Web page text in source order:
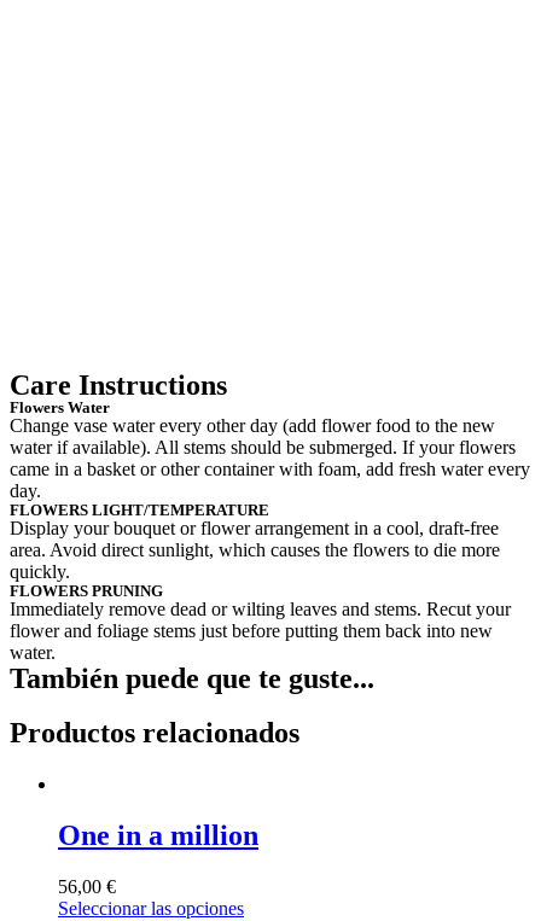
Care Instructions
Flowers Water
Change vase water every other day (add flower food to the new
water if available). All stems should be submerged. If your flowers
came in a basket or other container with foam, add fresh water every
day.
FLOWERS LIGHT/TEMPERATURE
Display your bouquet or flower arrangement in a cool, draft-free
area. Avoid direct sunlight, which causes the flowers to die more
quickly.
FLOWERS PRUNING
Immediately remove dead or wilting leaves and stems. Recut your
flower and foliage stems just before putting them back into new
water.
También puede que te guste...
Productos relacionados
One in a million
56,00 €
Seleccionar las opciones